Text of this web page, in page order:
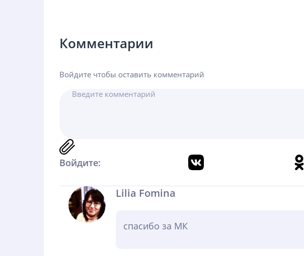
Комментарии
Войдите чтобы оставить комментарий
Войдите:
Lilia Fomina
спасибо за МК